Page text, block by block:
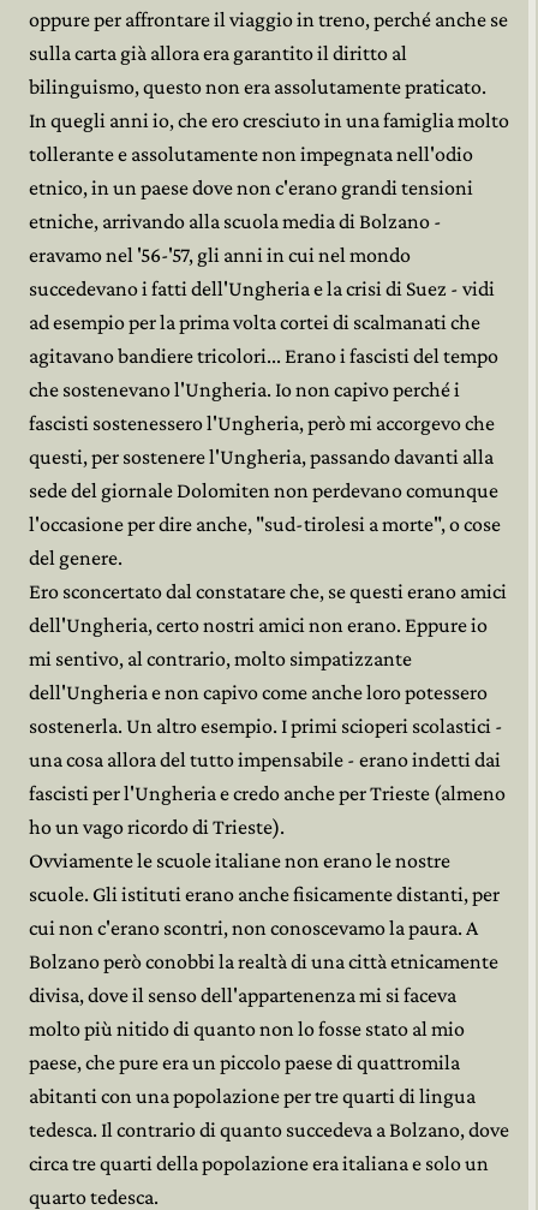
oppure per affrontare il viaggio in treno, perché anche se
sulla carta già allora era garantito il diritto al
bilinguismo, questo non era assolutamente praticato.
In quegli anni io, che ero cresciuto in una famiglia molto
tollerante e assolutamente non impegnata nell'odio
etnico, in un paese dove non c'erano grandi tensioni
etniche, arrivando alla scuola media di Bolzano -
eravamo nel '56-'57, gli anni in cui nel mondo
succedevano i fatti dell'Ungheria e la crisi di Suez - vidi
ad esempio per la prima volta cortei di scalmanati che
agitavano bandiere tricolori... Erano i fascisti del tempo
che sostenevano l'Ungheria. Io non capivo perché i
fascisti sostenessero l'Ungheria, però mi accorgevo che
questi, per sostenere l'Ungheria, passando davanti alla
sede del giornale Dolomiten non perdevano comunque
l'occasione per dire anche, "sud-tirolesi a morte", o cose
del genere.
Ero sconcertato dal constatare che, se questi erano amici
dell'Ungheria, certo nostri amici non erano. Eppure io
mi sentivo, al contrario, molto simpatizzante
dell'Ungheria e non capivo come anche loro potessero
sostenerla. Un altro esempio. I primi scioperi scolastici -
una cosa allora del tutto impensabile - erano indetti dai
fascisti per l'Ungheria e credo anche per Trieste (almeno
ho un vago ricordo di Trieste).
Ovviamente le scuole italiane non erano le nostre
scuole. Gli istituti erano anche fisicamente distanti, per
cui non c'erano scontri, non conoscevamo la paura. A
Bolzano però conobbi la realtà di una città etnicamente
divisa, dove il senso dell'appartenenza mi si faceva
molto più nitido di quanto non lo fosse stato al mio
paese, che pure era un piccolo paese di quattromila
abitanti con una popolazione per tre quarti di lingua
tedesca. Il contrario di quanto succedeva a Bolzano, dove
circa tre quarti della popolazione era italiana e solo un
quarto tedesca.